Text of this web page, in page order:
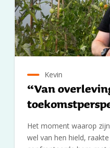
Kevin
“Van
Het moment waarop
wel van hen hield,